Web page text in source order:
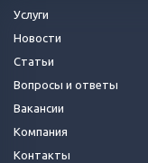
Услуги
Новости
Статьи
Вопросы и ответы
Вакансии
Компания
Контакты